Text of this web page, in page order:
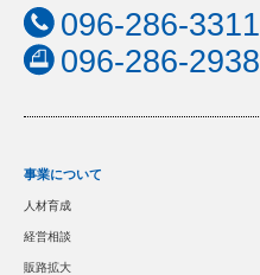
096-286-3311
096-286-2938
事業について
人材育成
経営相談
販路拡大